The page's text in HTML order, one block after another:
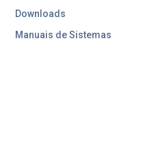
Downloads
Manuais de Sistemas